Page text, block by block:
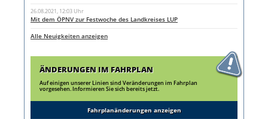
26.08.2021, 12:03 Uhr
Mit dem ÖPNV zur Festwoche des Landkreises LUP
Alle Neuigkeiten anzeigen
ÄNDERUNGEN IM FAHRPLAN
Auf einigen unserer Linien sind Veränderungen im Fahrplan
vorgesehen. Informieren Sie sich bereits jetzt.
Fahrplanänderungen anzeigen